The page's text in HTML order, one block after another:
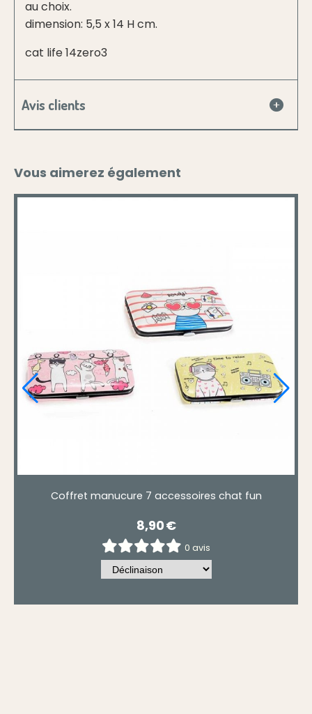
au choix.
dimension: 5,5 x 14 H cm.
cat life 14zero3
Avis clients
Vous aimerez également
Coffret manucure 7 accessoires chat fun
8,90€
0 avis